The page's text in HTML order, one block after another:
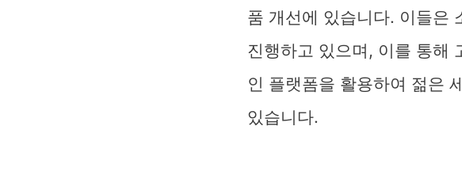
품 개선에 있습니다. 이들은
진행하고 있으며, 이를 통해
인 플랫폼을 활용하여 젊은
있습니다.